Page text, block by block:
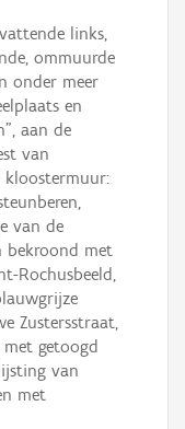
links,
ommuurde
onder meer
en
aan de
van
kloostermuur:
van de
bekroond met
Rochusbeeld,
Zustersstraat,
getoogd
van
met